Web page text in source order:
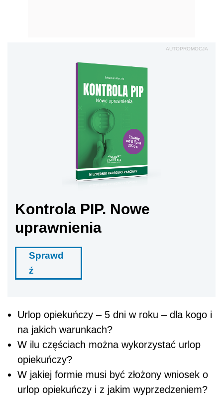
AUTOPROMOCJA
Kontrola PIP. Nowe
uprawnienia
Sprawd
ź
Urlop opiekuńczy – 5 dni w roku – dla kogo i
na jakich warunkach?
W ilu częściach można wykorzystać urlop
opiekuńczy?
W jakiej formie musi być złożony wniosek o
urlop opiekuńczy i z jakim wyprzedzeniem?